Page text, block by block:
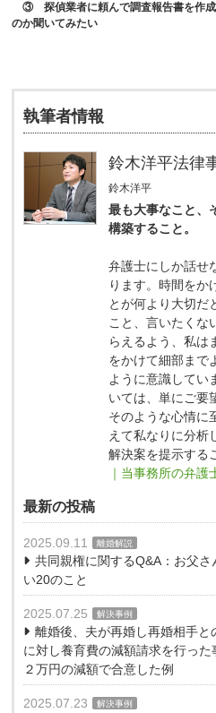
③ 探偵業者に頼んで調査報告書を作
のか聞いてみたい
執筆者情報
鈴木洋平法律
鈴木洋平
最も大事なこと、
構築すること。
弁護士にしか話せ
ります。時間をか
とが何より大切だ
こと、言いたくな
らえるよう、私は
をかけて細部まで
ように意識してい
いては、単にご要
そのような心情に
えて私なりに分析
解決案を提示する
｜当事務所の弁護
最新の投稿
2025.09.11 離婚解説
共同親権に関するQ&A：お父
い20のこと
2025.07.25 解決事例
離婚後、夫が再婚し再婚相手
に対し養育費の減額請求を行っ
２万円の減額で合意した例
2025.07.23 解決事例